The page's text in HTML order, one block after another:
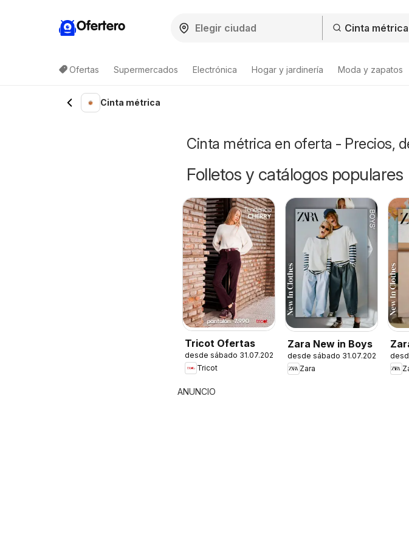
Ofertero
Ofertas Supermercados Electrónica Hogar y jardinería Moda y zapatos
Lista de productos
Cinta métrica
Cinta métrica en oferta - Precios,
Folletos y catálogos populares
Tricot Ofertas
desde sábado 31.07.2026
Tricot
Zara New in Boys
desde sábado 31.07.2026
Zara
ANUNCIO